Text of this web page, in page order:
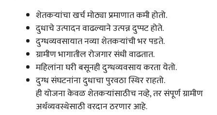
शेतकऱ्यांचा खर्च मोठ्या प्रमाणात कमी होतो.
दुधाचे उत्पादन वाढल्याने उत्पन्न दुप्पट होते.
दुग्धव्यवसायात नव्या शेतकऱ्यांची भर पडते.
ग्रामीण भागातील रोजगार संधी वाढतात.
महिलांना घरी बसूनही दुग्धव्यवसाय करता येतो.
दुग्ध संघटनांना दुधाचा पुरवठा स्थिर राहतो.
ही योजना केवळ शेतकऱ्यांसाठीच नव्हे, तर संपूर्ण ग्रामीण
अर्थव्यवस्थेसाठी वरदान ठरणार आहे.